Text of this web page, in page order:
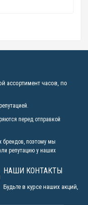
ассортимент часов, по
перед отправкой
брендов, поэтому мы
репутацию у наших
НАШИ КОНТАКТЫ
Будьте в курсе наших акций,